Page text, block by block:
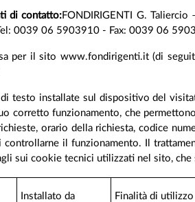
di contatto:FONDIRIGENTI G. Taliercio
0039 06 5903910 - Fax: 0039 06
per il sito www.fondirigenti.it (di
testo installate sul dispositivo del
corretto funzionamento, che
orario della richiesta, codice
il funzionamento. Il
sui cookie tecnici utilizzati nel sito,
Installato da Finalità di utilizzo